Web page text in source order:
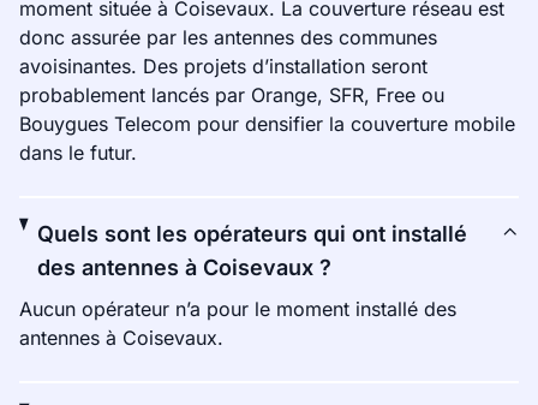
moment située à Coisevaux. La couverture réseau est
donc assurée par les antennes des communes
avoisinantes. Des projets d’installation seront
probablement lancés par Orange, SFR, Free ou
Bouygues Telecom pour densifier la couverture mobile
dans le futur.
Quels sont les opérateurs qui ont installé
des antennes à Coisevaux ?
Aucun opérateur n’a pour le moment installé des
antennes à Coisevaux.